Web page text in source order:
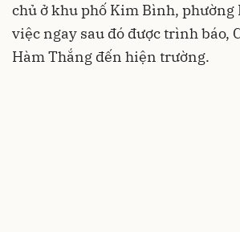
chủ ở khu phố Kim Bình, phường
việc ngay sau đó được trình báo,
Hàm Thắng đến hiện trường.